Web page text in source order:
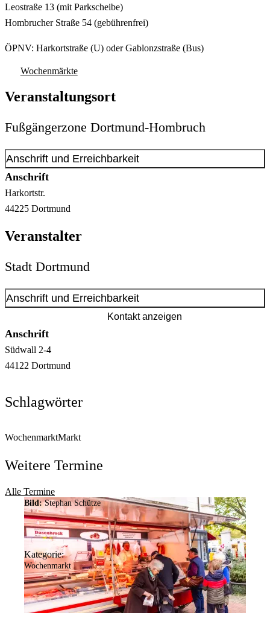
Leostraße 13 (mit Parkscheibe)
Hombrucher Straße 54 (gebührenfrei)
ÖPNV: Harkortstraße (U) oder Gablonzstraße (Bus)
Wochenmärkte
Veranstaltungsort
Fußgängerzone Dortmund-Hombruch
Anschrift und Erreichbarkeit
Anschrift
Harkortstr.
44225 Dortmund
Veranstalter
Stadt Dortmund
Anschrift und Erreichbarkeit
Kontakt anzeigen
Anschrift
Südwall 2-4
44122 Dortmund
Schlagwörter
WochenmarktMarkt
Weitere Termine
Alle Termine
Bild: Stephan Schütze
Kategorie:
Wochenmarkt